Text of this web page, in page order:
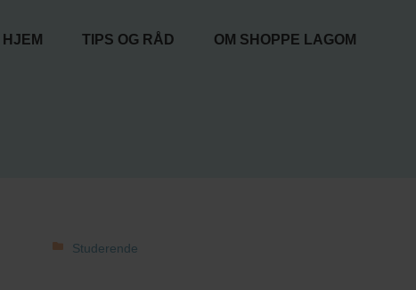
HJEM TIPS OG RÅD OM SHOPPE LAGOM
Studerende